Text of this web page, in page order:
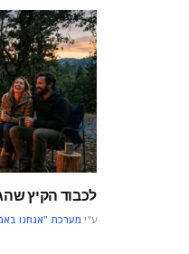
לכבוד הקיץ
ע"י מערכת "אנחנו